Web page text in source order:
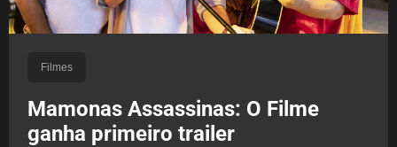
Filmes
Mamonas Assassinas: O Filme
ganha primeiro trailer